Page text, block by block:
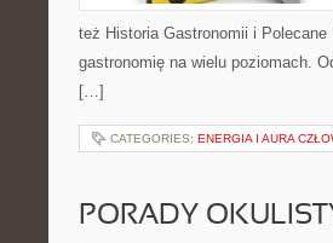
też Historia Gastronomii i
gastronomię na wielu poziomach.
[…]
CATEGORIES: ENERGIA I AURA
PORADY